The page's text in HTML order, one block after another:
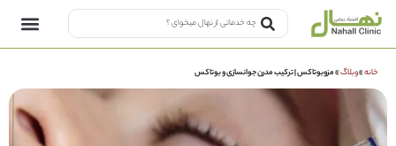
خانه»وبلاگ»مزوبوتاکس | ترکیب مدرن جوانسازی و بوتاکس